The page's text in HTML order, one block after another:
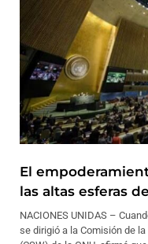
El
las altas esferas
NACIONES UNIDAS –
se dirigió a la Comisión de